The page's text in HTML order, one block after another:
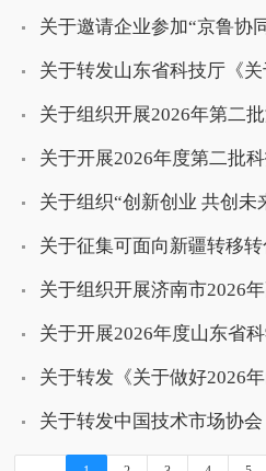
关于邀请企业参加“京鲁协
关于转发山东省科技厅《
关于组织开展2026年第二
关于开展2026年度第二批
关于组织“创新创业 共创未
关于征集可面向新疆转移
关于组织开展济南市2026
关于开展2026年度山东省
关于转发《关于做好2026
关于转发中国技术市场协